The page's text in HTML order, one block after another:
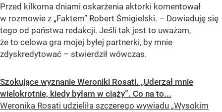
Przed kilkoma dniami oskarżenia aktorki komentował
w rozmowie z „Faktem” Robert Śmigielski. – Dowiaduję się
tego od państwa redakcji. Jeśli tak jest to uważam,
że to celowa gra mojej byłej partnerki, by mnie
zdyskredytować – stwierdził wówczas.
Szokujące wyznanie Weroniki Rosati. „Uderzał mnie
wielokrotnie, kiedy byłam w ciąży”. Co na to...
Weronika Rosati udzieliła szczerego wywiadu „Wysokim